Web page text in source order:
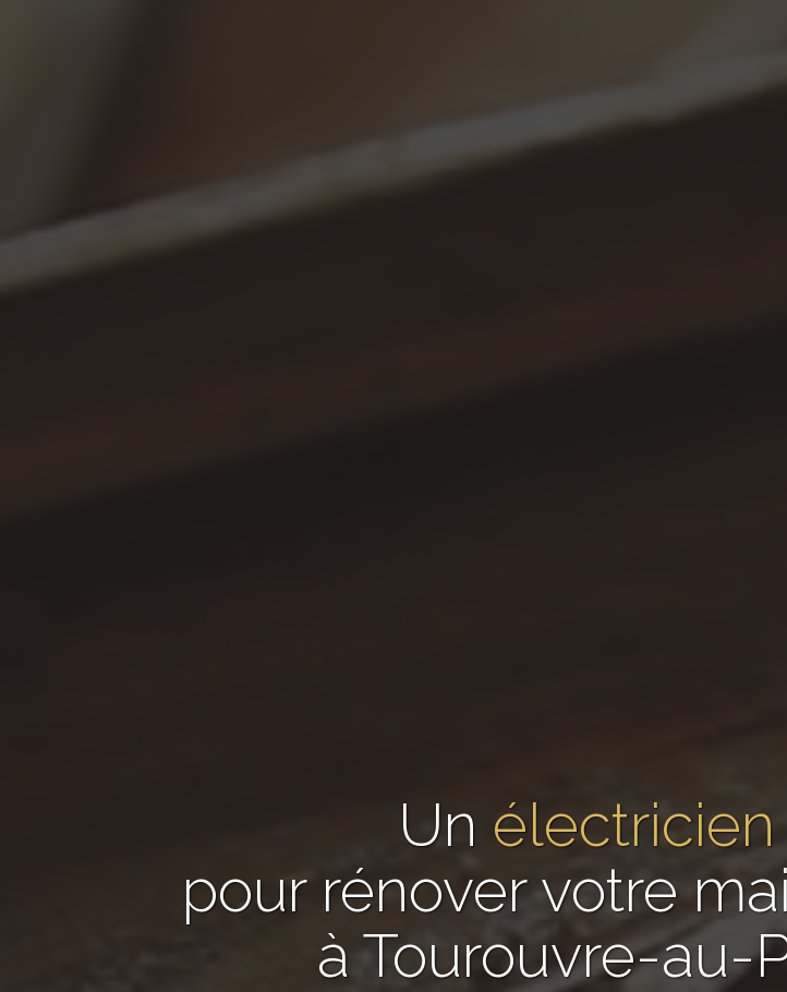
Un électricien
pour rénover votre
à Tourouvre-au-